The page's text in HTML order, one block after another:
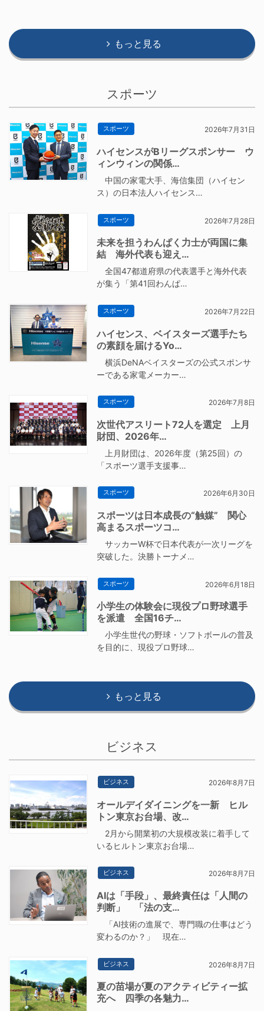
もっと見る
スポーツ
スポーツ 2026年7月31日
ハイセンスがBリーグスポンサー ウ
ィンウィンの関係…
中国の家電大手、海信集団（ハイセン
ス）の日本法人ハイセンス…
スポーツ 2026年7月28日
未来を担うわんぱく力士が両国に集
結 海外代表も迎え…
全国47都道府県の代表選手と海外代表
が集う「第41回わんぱ…
スポーツ 2026年7月22日
ハイセンス、ベイスターズ選手たち
の素顔を届けるYo…
横浜DeNAベイスターズの公式スポンサ
ーである家電メーカー…
スポーツ 2026年7月8日
次世代アスリート72人を選定 上月
財団、2026年…
上月財団は、2026年度（第25回）の
「スポーツ選手支援事…
スポーツ 2026年6月30日
スポーツは日本成長の“触媒” 関心
高まるスポーツコ…
サッカーW杯で日本代表が一次リーグを
突破した。決勝トーナメ…
スポーツ 2026年6月18日
小学生の体験会に現役プロ野球選手
を派遣 全国16チ…
小学生世代の野球・ソフトボールの普及
を目的に、現役プロ野球…
もっと見る
ビジネス
ビジネス 2026年8月7日
オールデイダイニングを一新 ヒル
トン東京お台場、改…
2月から開業初の大規模改装に着手して
いるヒルトン東京お台場…
ビジネス 2026年8月7日
AIは「手段」、最終責任は「人間の
判断」 「法の支…
「AI技術の進展で、専門職の仕事はどう
変わるのか？」 現在…
ビジネス 2026年8月7日
夏の苗場が夏のアクティビティー拡
充へ 四季の各魅力…